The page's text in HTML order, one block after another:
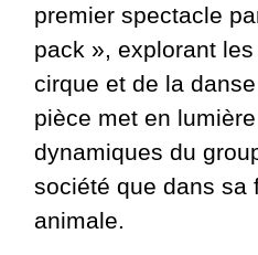
premier spectacle
pack », explorant
cirque et de la
pièce met en
dynamiques du
société que dans sa
animale.